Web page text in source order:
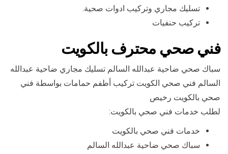
تسليك مجاري وتركيب ادوات صحية.
تركيب حنفيات
فني صحي محترف بالكويت
سباك صحي ضاحية عبدالله السالم تسليك مجاري ضاحية عبدالله
السالم فني صحي الكويت تركيب أطفم حمامات بواسطة فني
صحي بالكويت رخيص
لطلب خدمات فني صحي بالكويت:
خدمات فني صحي بالكويت
سباك صحي ضاحية عبدالله السالم